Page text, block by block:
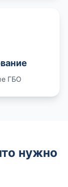
ГБО
нужно